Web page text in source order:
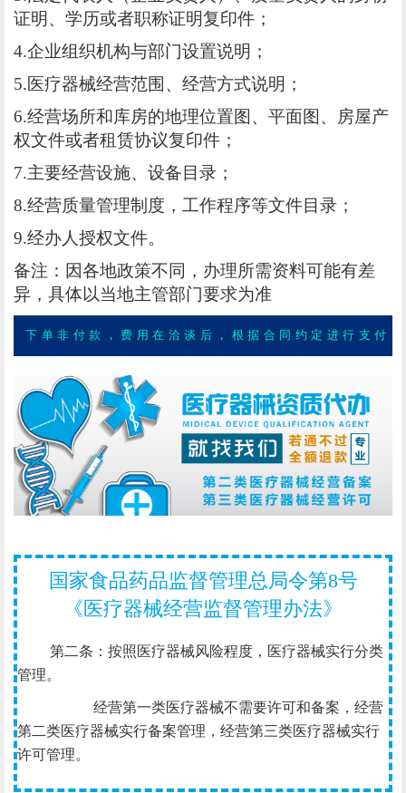
证明、学历或者职称证明复印件；
4.企业组织机构与部门设置说明；
5.医疗器械经营范围、经营方式说明；
6.经营场所和库房的地理位置图、平面图、房屋产
权文件或者租赁协议复印件；
7.主要经营设施、设备目录；
8.经营质量管理制度，工作程序等文件目录；
9.经办人授权文件。
备注：因各地政策不同，办理所需资料可能有差
异，具体以当地主管部门要求为准
下单非付款，费用在洽谈后，根据合同约定进行支付
国家食品药品监督管理总局令第8号
《医疗器械经营监督管理办法》
第二条：按照医疗器械风险程度，医疗器械实行分类
管理。
经营第一类医疗器械不需要许可和备案，经营
第二类医疗器械实行备案管理，经营第三类医疗器械实行
许可管理。